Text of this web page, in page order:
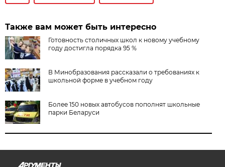
Также вам может быть интересно
Готовность столичных школ к новому учебному
году достигла порядка 95 %
В Минобразования рассказали о требованиях к
школьной форме в учебном году
Более 150 новых автобусов пополнят школьные
парки Беларуси